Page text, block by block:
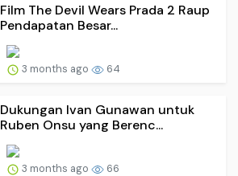
Film The Devil Wears Prada 2 Raup
Pendapatan Besar...
3 months ago 64
Dukungan Ivan Gunawan untuk
Ruben Onsu yang Berenc...
3 months ago 66